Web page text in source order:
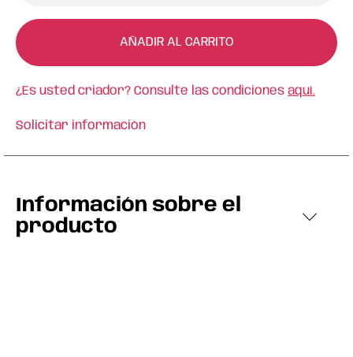
AÑADIR AL CARRITO
¿Es usted criador? Consulte las condiciones aquí.
Solicitar información
Información sobre el
producto